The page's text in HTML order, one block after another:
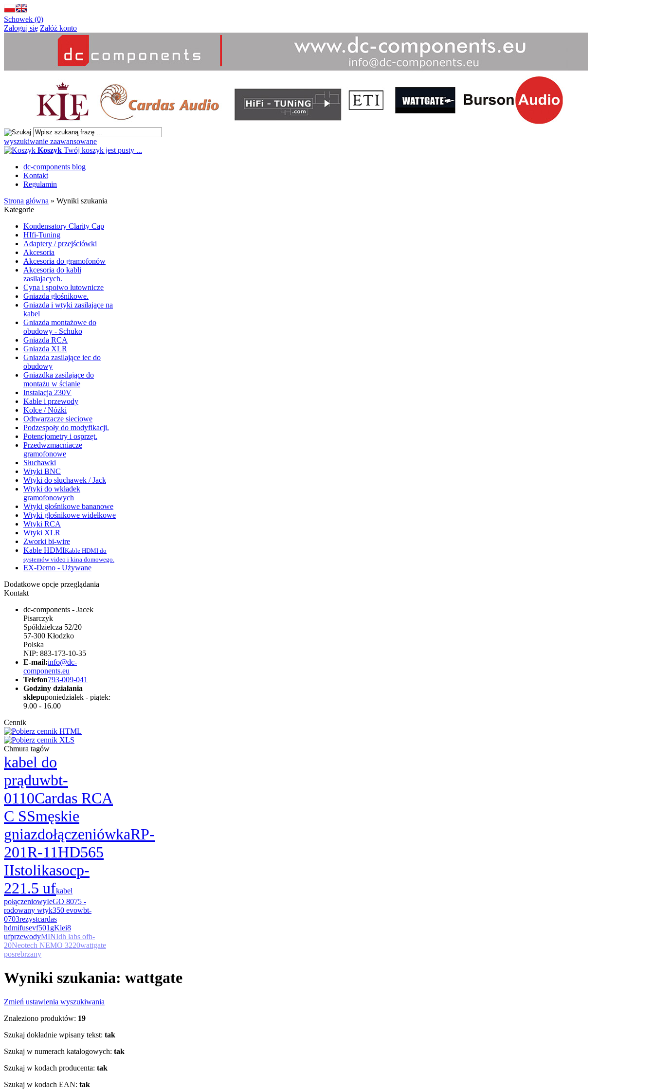
Schowek (0)
Zaloguj się Załóż konto
wyszukiwanie zaawansowane
Koszyk Twój koszyk jest pusty ...
dc-components blog
Kontakt
Regulamin
Strona główna » Wyniki szukania
Kategorie
Kondensatory Clarity Cap
HIfi-Tuning
Adaptery / przejściówki
Akcesoria
Akcesoria do gramofonów
Akcesoria do kabli
zasilajacych.
Cyna i spoiwo lutownicze
Gniazda głośnikowe.
Gniazda i wtyki zasilające na
kabel
Gniazda montażowe do
obudowy - Schuko
Gniazda RCA
Gniazda XLR
Gniazda zasilające iec do
obudowy
Gniazdka zasilające do
montażu w ścianie
Instalacja 230V
Kable i przewody
Kolce / Nóżki
Odtwarzacze sieciowe
Podzespoły do modyfikacji.
Potencjometry i osprzęt.
Przedwzmacniacze
gramofonowe
Słuchawki
Wtyki BNC
Wtyki do słuchawek / Jack
Wtyki do wkładek
gramofonowych
Wtyki głośnikowe bananowe
Wtyki głośnikowe widełkowe
Wtyki RCA
Wtyki XLR
Zworki bi-wire
Kable HDMIKable HDMI do
systemów video i kina domowego.
EX-Demo - Używane
Dodatkowe opcje przeglądania
Kontakt
dc-components - Jacek
Pisarczyk
Spółdzielcza 52/20
57-300 Kłodzko
Polska
NIP: 883-173-10-35
E-mail:info@dc-
components.eu
Telefon793-009-041
Godziny działania
sklepuponiedziałek - piątek:
9.00 - 16.00
Cennik
Chmura tagów
kabel do
prąduwbt-
0110Cardas RCA
C SSmęskie
gniazdołączeniówkaRP-
201R-11HD565
IIstolikasocp-
221.5 ufkabel
połączeniowyIeGO 8075 -
rodowany wtyk350 evowbt-
0703rezystcardas
hdmifusevf501gKlei8
ufprzewodyMINIdh labs ofh-
20Neotech NEMO 3220wattgate
posrebrzany
Wyniki szukania: wattgate
Zmień ustawienia wyszukiwania
Znaleziono produktów: 19
Szukaj dokładnie wpisany tekst: tak
Szukaj w numerach katalogowych: tak
Szukaj w kodach producenta: tak
Szukaj w kodach EAN: tak